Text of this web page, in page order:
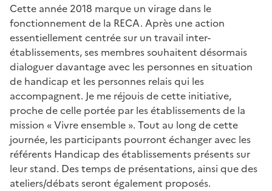
Cette année 2018 marque un virage dans le
fonctionnement de la RECA. Après une action
essentiellement centrée sur un travail inter-
établissements, ses membres souhaitent désormais
dialoguer davantage avec les personnes en situation
de handicap et les personnes relais qui les
accompagnent. Je me réjouis de cette initiative,
proche de celle portée par les établissements de la
mission « Vivre ensemble ». Tout au long de cette
journée, les participants pourront échanger avec les
référents Handicap des établissements présents sur
leur stand. Des temps de présentations, ainsi que des
ateliers/débats seront également proposés.